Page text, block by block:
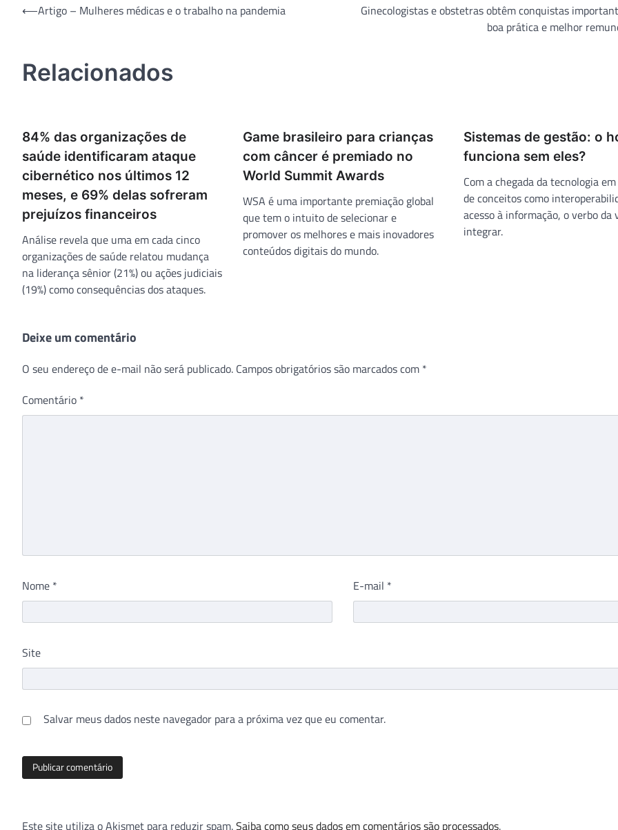
Navegação
⟵Artigo – Mulheres médicas e o trabalho na pandemia
Ginecologistas e obstetras obtêm conquistas
boa prática e melhor
Relacionados
84% das organizações de
saúde identificaram ataque
cibernético nos últimos 12
meses, e 69% delas sofreram
prejuízos financeiros
Análise revela que uma em cada cinco
organizações de saúde relatou mudança
na liderança sênior (21%) ou ações judiciais
(19%) como consequências dos ataques.
Game brasileiro para crianças
com câncer é premiado no
World Summit Awards
WSA é uma importante premiação global
que tem o intuito de selecionar e
promover os melhores e mais inovadores
conteúdos digitais do mundo.
Sistemas de gestão: o
funciona sem eles?
Com a chegada da tecnologia
de conceitos como
acesso à informação, o verbo da
integrar.
Deixe um comentário
O seu endereço de e-mail não será publicado. Campos obrigatórios são marcados com *
Comentário *
Nome * E-mail *
Site
Salvar meus dados neste navegador para a próxima vez que eu comentar.
Este site utiliza o Akismet para reduzir spam.Saiba como seus dados em comentários são processados.